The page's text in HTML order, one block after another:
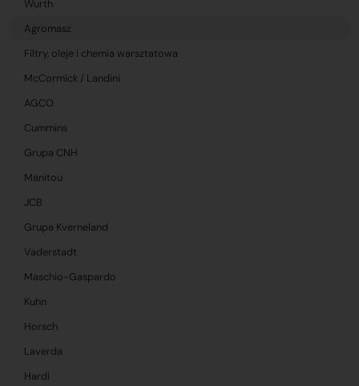
Wurth
Agromasz
Filtry, oleje i chemia warsztatowa
McCormick / Landini
AGCO
Cummins
Grupa CNH
Manitou
JCB
Grupa Kverneland
Vaderstadt
Maschio-Gaspardo
Kuhn
Horsch
Laverda
Hardi